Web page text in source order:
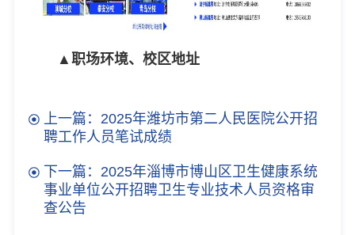
▲职场环境、校区地址
上一篇：2025年潍坊市第二人民医院公开招
聘工作人员笔试成绩
下一篇：2025年淄博市博山区卫生健康系统
事业单位公开招聘卫生专业技术人员资格审
查公告